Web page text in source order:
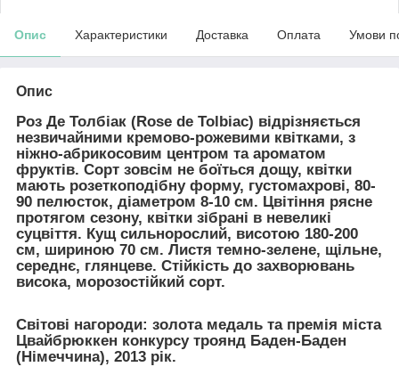
Опис Характеристики Доставка Оплата Умови
Опис
Роз Де Толбіак (Rose de Tolbiac) відрізняється
незвичайними кремово-рожевими квітками, з
ніжно-абрикосовим центром та ароматом
фруктів. Сорт зовсім не боїться дощу, квітки
мають розеткоподібну форму, густомахрові, 80-
90 пелюсток, діаметром 8-10 см. Цвітіння рясне
протягом сезону, квітки зібрані в невеликі
суцвіття. Кущ сильнорослий, висотою 180-200
см, шириною 70 см. Листя темно-зелене, щільне,
середнє, глянцеве. Стійкість до захворювань
висока, морозостійкий сорт.
Світові нагороди: золота медаль та премія міста
Цвайбрюккен конкурсу троянд Баден-Баден
(Німеччина), 2013 рік.